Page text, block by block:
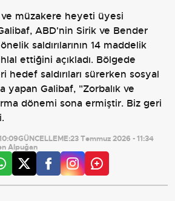
ve müzakere heyeti üyesi
ABD'nin Sirik ve Bender
saldırılarının 14 maddelik
ettiğini açıkladı. Bölgede
hedef saldırıları sürerken sosyal
yapan Galibaf, "Zorbalık ve
dönemi sona ermiştir. Biz geri
GÜNCELLEME:23 Temmuz 2026 - 11:34
Alpuğan